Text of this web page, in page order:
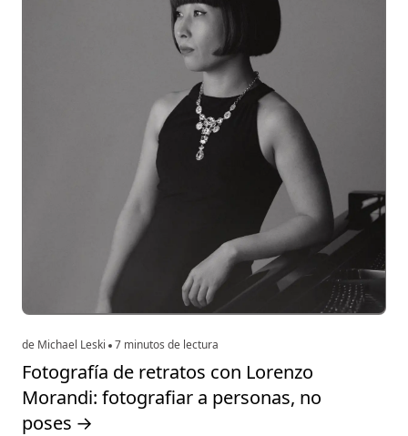
de Michael Leski 7 minutos de lectura
Fotografía de retratos con Lorenzo
Morandi: fotografiar a personas, no
poses →